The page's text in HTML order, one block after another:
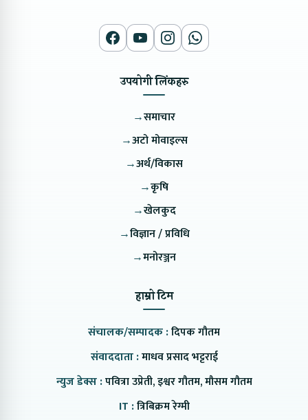
उपयोगी लिंकहरु
→समाचार
→अटो मोवाइल्स
→अर्थ/विकास
→कृषि
→खेलकुद
→विज्ञान / प्रविधि
→मनोरञ्जन
हाम्रो टिम
संचालक/सम्पादक :दिपक गौतम
संवाददाता :माधव प्रसाद भट्टराई
न्युज डेक्स :पवित्रा उप्रेती, इश्वर गौतम, मौसम गौतम
IT :त्रिबिक्रम रेग्मी